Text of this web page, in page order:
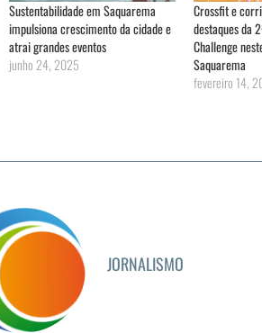
Sustentabilidade em Saquarema
impulsiona crescimento da cidade e
atrai grandes eventos
junho 24, 2025
Crossfit e
destaques da
Challenge
Saquarema
fevereiro 14,
JORNALISMO